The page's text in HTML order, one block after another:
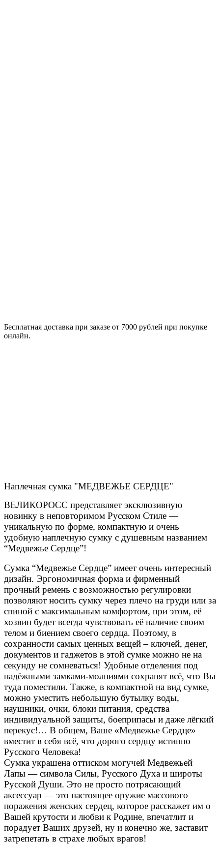
Бесплатная доставка при заказе от 7000 рублей при покупке
онлайн.
Наплечная сумка "МЕДВЕЖЬЕ СЕРДЦЕ"
ВЕЛИКОРОСС представляет эксклюзивную
новинку в неповторимом Русском Стиле —
уникальную по форме, компактную и очень
удобную наплечную сумку с душевным названием
“Медвежье Сердце”!
Сумка “Медвежье Сердце” имеет очень интересный
дизайн. Эргономичная форма и фирменный
прочный ремень с возможностью регулировки
позволяют носить сумку через плечо на груди или за
спиной с максимальным комфортом, при этом, её
хозяин будет всегда чувствовать её наличие своим
телом и биением своего сердца. Поэтому, в
сохранности самых ценных вещей – ключей, денег,
документов и гаджетов в этой сумке можно не на
секунду не сомневаться! Удобные отделения под
надёжными замками-молниями сохранят всё, что Вы
туда поместили. Также, в компактной на вид сумке,
можно уместить небольшую бутылку воды,
наушники, очки, блоки питания, средства
индивидуальной защиты, боеприпасы и даже лёгкий
перекус!… В общем, Ваше «Медвежье Сердце»
вместит в себя всё, что дорого сердцу истинно
Русского Человека!
Сумка украшена оттиском могучей Медвежьей
Лапы — символа Силы, Русского Духа и широты
Русской Души. Это не просто потрясающий
аксессуар — это настоящее оружие массового
поражения женских сердец, которое расскажет им о
Вашей крутости и любви к Родине, впечатлит и
порадует Ваших друзей, ну и конечно же, заставит
затрепетать в страхе любых врагов!